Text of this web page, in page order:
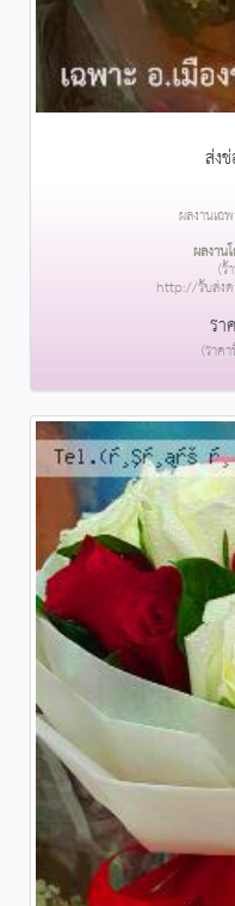
ส่ง
ผลงานเฉ
ผลงาน
(ร้
http://รับส่ง
รา
(ราค